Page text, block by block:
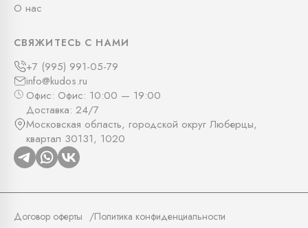
О нас
СВЯЖИТЕСЬ С НАМИ
+7 (995) 991-05-79
info@kudos.ru
Офис: Офис: 10:00 — 19:00
Доставка: 24/7
Московская область, городской округ Люберцы,
квартал 30131, 1020
Договор оферты Политика конфиденциальности